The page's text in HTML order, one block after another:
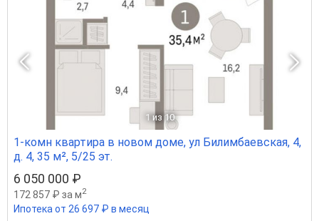
1 из 10
1-комн квартира в новом доме, ул Билимбаевская, 4,
д. 4, 35 м², 5/25 эт.
6 050 000 ₽
172 857 ₽ за м2
Ипотека от 26 697 ₽ в месяц